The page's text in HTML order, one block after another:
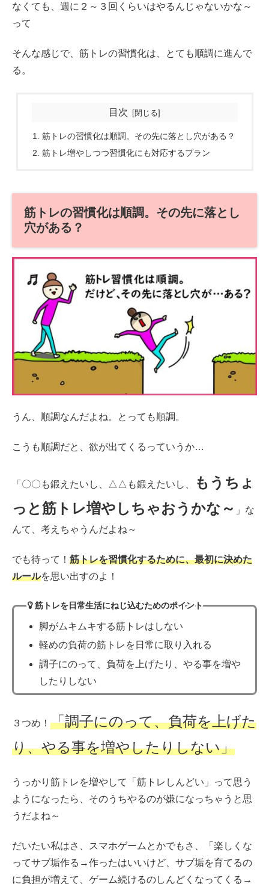
なくても、週に２～３回くらいはやるんじゃないかな～
って
そんな感じで、筋トレの習慣化は、とても順調に進んで
る。
目次
筋トレの習慣化は順調。その先に落とし穴がある？
筋トレ増やしつつ習慣化にも対応するプラン
筋トレの習慣化は順調。その先に落とし
穴がある？
うん、順調なんだよね。とっても順調。
こうも順調だと、欲が出てくるっていうか…
「〇〇も鍛えたいし、△△も鍛えたいし、
もうちょ
っと筋トレ増やしちゃおうかな～ 」な
んて、考えちゃうんだよね～
でも待って！ 筋トレを習慣化するために、最初に決めた
ルールを思い出すのよ！
筋トレを日常生活にねじ込むためのポイント
脚がムキムキする筋トレはしない
軽めの負荷の筋トレを日常に取り入れる
調子にのって、負荷を上げたり、やる事を増や
したりしない
３つめ！ 「調子にのって、負荷を上げた
り、やる事を増やしたりしない」
うっかり筋トレを増やして「筋トレしんどい」って思う
ようになったら、そのうちやるのが嫌になっちゃうと思
うだよね～
だいたい私はさ、スマホゲームとかでもさ、「楽しくな
ってサブ垢作る→作ったはいいけど、サブ垢を育てるの
に負担が増えて、ゲーム続けるのしんどくなってくる→